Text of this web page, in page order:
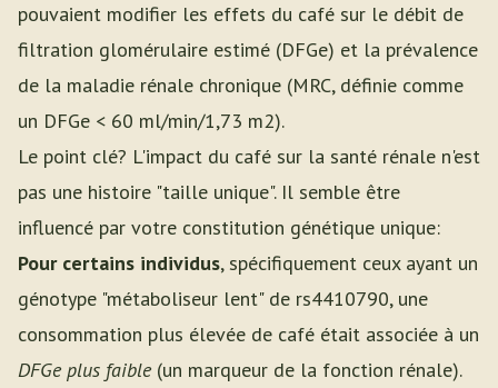
pouvaient modifier les effets du café sur le débit de
filtration glomérulaire estimé (DFGe) et la prévalence
de la maladie rénale chronique (MRC, définie comme
un DFGe < 60 ml/min/1,73 m2).
Le point clé? L'impact du café sur la santé rénale n'est
pas une histoire "taille unique". Il semble être
influencé par votre constitution génétique unique:
Pour certains individus, spécifiquement ceux ayant un
génotype "métaboliseur lent" de rs4410790, une
consommation plus élevée de café était associée à un
DFGe plus faible (un marqueur de la fonction rénale).